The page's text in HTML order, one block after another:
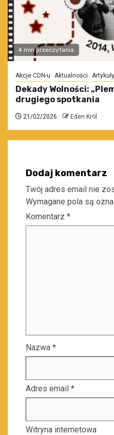
4 min przeczytania
Akcje CDN-u Aktualności Artykuły
Dekady Wolności:
drugiego spotkania
21/02/2026 Eden Król
Dodaj komentarz
Twój adres email nie
Wymagane pola są
Komentarz *
Nazwa *
Adres email *
Witryna internetowa